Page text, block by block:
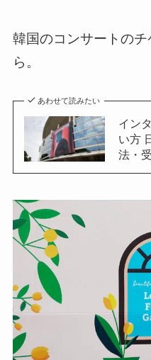
韓国のコンサートの
ら。
あわせて読みたい
イン
い方
法・